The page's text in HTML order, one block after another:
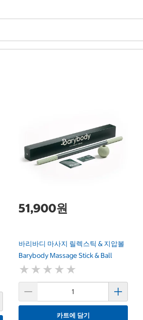
51,900원
바리바디 마사지 릴렉스틱 & 지압볼
Barybody Massage Stick & Ball
★ ★ ★ ★ ★
★ ★ ★ ★ ★
카트에 담기